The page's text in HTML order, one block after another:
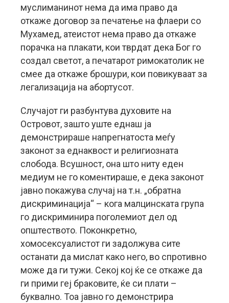
муслиманинот нема да има право да
откаже договор за печатење на флаери со
Мухамед, атеистот нема право да откаже
порачка на плакати, кои тврдат дека Бог го
создал светот, а печатарот римокатолик не
смее да откаже брошури, кои повикуваат за
легализација на абортусот.
Случајот ги разбунтува духовите на
Островот, зашто уште еднаш ја
демонстрираше напрегнатоста меѓу
законот за еднаквост и религиозната
слобода. Всушност, она што ниту еден
медиум не го коментираше, е дека законот
јавно покажува случај на т.н. „обратна
дискриминација“ – кога малцинската група
го дискриминира поголемиот дел од
општеството. Поконкретно,
хомосексуалистот ги задолжува сите
останати да мислат како него, во спротивно
може да ги тужи. Секој кој ќе се откаже да
ги прими геј браковите, ќе си плати –
буквално. Тоа јавно го демонстрира